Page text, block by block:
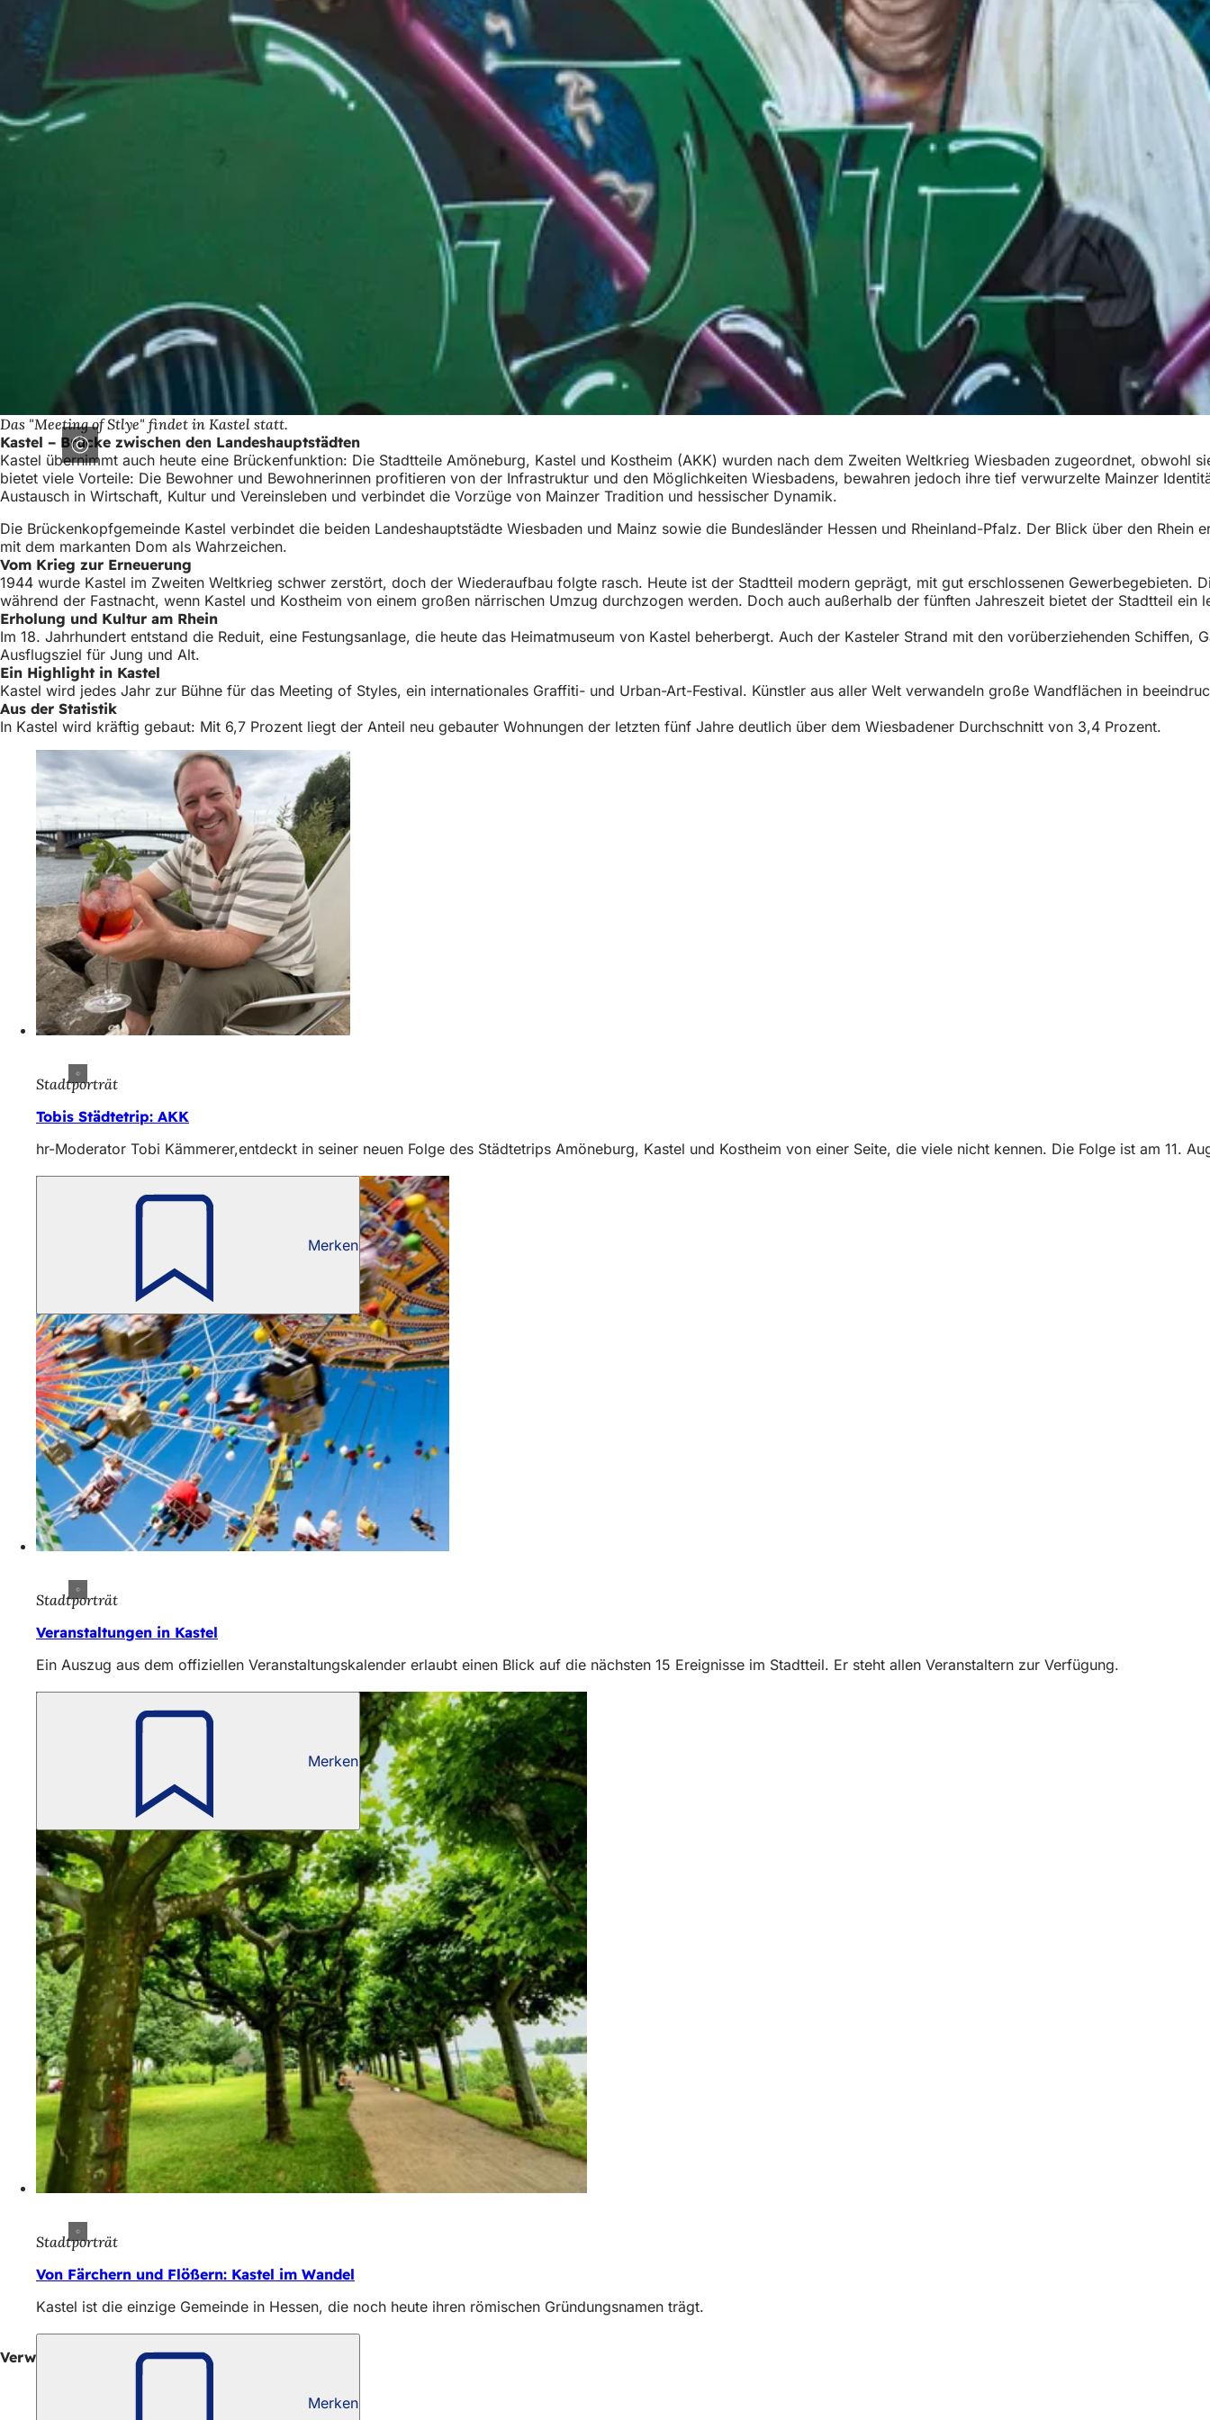
Das "Meeting of Stlye" findet in Kastel statt.
Kastel – Brücke zwischen den Landeshauptstädten
Kastel übernimmt auch heute eine Brückenfunktion: Die Stadtteile Amöneburg, Kastel und Kostheim (AKK) wurden nach dem Zweiten Weltkrieg Wiesbaden zugeordnet, obwohl
bietet viele Vorteile: Die Bewohner und Bewohnerinnen profitieren von der Infrastruktur und den Möglichkeiten Wiesbadens, bewahren jedoch ihre tief verwurzelte Mainzer
Austausch in Wirtschaft, Kultur und Vereinsleben und verbindet die Vorzüge von Mainzer Tradition und hessischer Dynamik.
Die Brückenkopfgemeinde Kastel verbindet die beiden Landeshauptstädte Wiesbaden und Mainz sowie die Bundesländer Hessen und Rheinland-Pfalz. Der Blick über den Rhein
mit dem markanten Dom als Wahrzeichen.
Vom Krieg zur Erneuerung
1944 wurde Kastel im Zweiten Weltkrieg schwer zerstört, doch der Wiederaufbau folgte rasch. Heute ist der Stadtteil modern geprägt, mit gut erschlossenen Gewerbegebieten.
während der Fastnacht, wenn Kastel und Kostheim von einem großen närrischen Umzug durchzogen werden. Doch auch außerhalb der fünften Jahreszeit bietet der Stadtteil ein
Erholung und Kultur am Rhein
Im 18. Jahrhundert entstand die Reduit, eine Festungsanlage, die heute das Heimatmuseum von Kastel beherbergt. Auch der Kasteler Strand mit den vorüberziehenden Schiffen,
Ausflugsziel für Jung und Alt.
Ein Highlight in Kastel
Kastel wird jedes Jahr zur Bühne für das Meeting of Styles, ein internationales Graffiti- und Urban-Art-Festival. Künstler aus aller Welt verwandeln große Wandflächen in
Aus der Statistik
In Kastel wird kräftig gebaut: Mit 6,7 Prozent liegt der Anteil neu gebauter Wohnungen der letzten fünf Jahre deutlich über dem Wiesbadener Durchschnitt von 3,4 Prozent.
Stadtporträt
Tobis Städtetrip: AKK
hr-Moderator Tobi Kämmerer,entdeckt in seiner neuen Folge des Städtetrips Amöneburg, Kastel und Kostheim von einer Seite, die viele nicht kennen. Die Folge ist am 11.
Merken
Stadtporträt
Veranstaltungen in Kastel
Ein Auszug aus dem offiziellen Veranstaltungskalender erlaubt einen Blick auf die nächsten 15 Ereignisse im Stadtteil. Er steht allen Veranstaltern zur Verfügung.
Merken
Stadtporträt
Von Färchern und Flößern: Kastel im Wandel
Kastel ist die einzige Gemeinde in Hessen, die noch heute ihren römischen Gründungsnamen trägt.
Merken
Verwaltungspolitische Meldungen